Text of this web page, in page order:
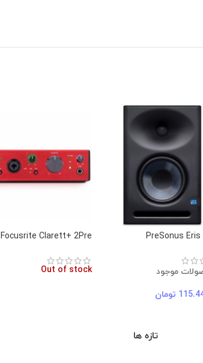
PreSonus Eris
موجود
تومان
Focusrite Clarett+ 2Pre
Out of stock
تازه ها